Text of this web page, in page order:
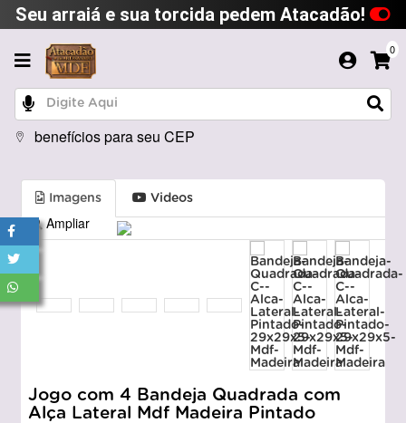
Seu arraiá e sua torcida pedem Atacadão!
0
benefícios para seu CEP
Imagens Videos
Ampliar
Jogo com 4 Bandeja Quadrada com
Alça Lateral Mdf Madeira Pintado